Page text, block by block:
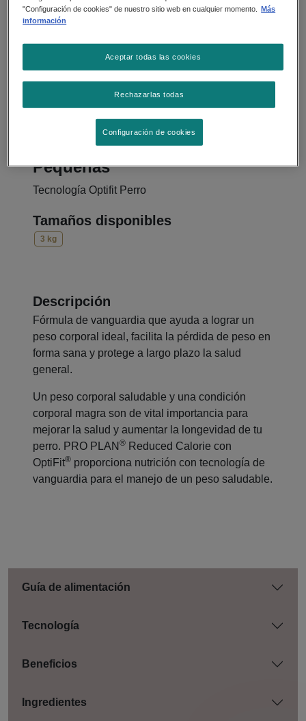
Reduced Calorie Razas
Pequeñas
Tecnología Optifit Perro
Tamaños disponibles
3 kg
Descripción
Fórmula de vanguardia que ayuda a lograr un
peso corporal ideal, facilita la pérdida de peso en
forma sana y protege a largo plazo la salud
general.
Un peso corporal saludable y una condición
corporal magra son de vital importancia para
mejorar la salud y aumentar la longevidad de tu
perro. PRO PLAN ® Reduced Calorie con
OptiFit® proporciona nutrición con tecnología de
vanguardia para el manejo de un peso saludable.
Guía de alimentación
Tecnología
Beneficios
Ingredientes
"Configuración de cookies" de nuestro sitio web en cualquier momento.
Más
información
Rechazarlas todas
Aceptar todas las cookies
Configuración de cookies